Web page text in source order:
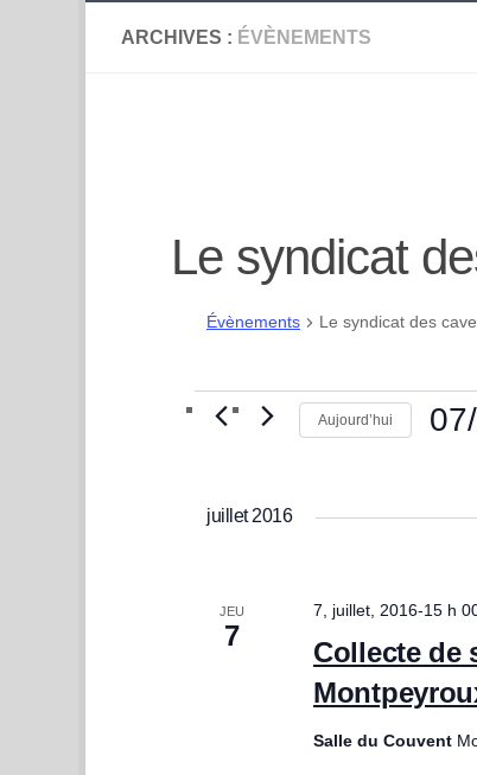
ARCHIVES : ÉVÈNEMENTS
Le syndicat
Évènements Le syndicat des
Évènements
Aujourd’hui
date.
juillet 2016
JEU
7
Collecte de
7, juillet, 2016-15 h
Salle du Couvent